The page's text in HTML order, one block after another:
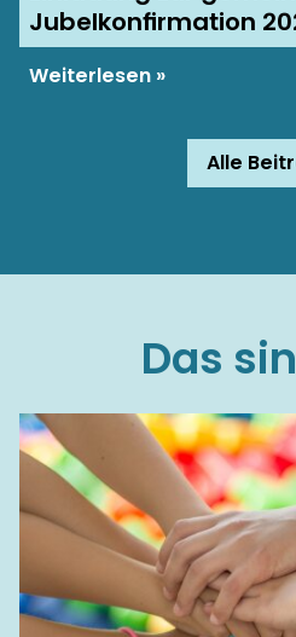
Jubelkonfirmation
Weiterlesen
Alle
Das